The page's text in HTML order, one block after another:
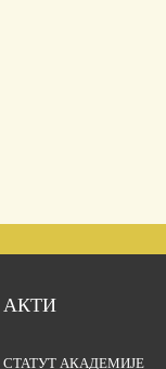
АКТИ
СТАТУТ АКАДЕМИЈЕ